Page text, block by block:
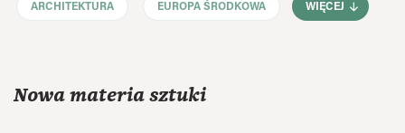
ARCHITEKTURA EUROPA ŚRODKOWA WIĘCEJ
Nowa materia sztuki